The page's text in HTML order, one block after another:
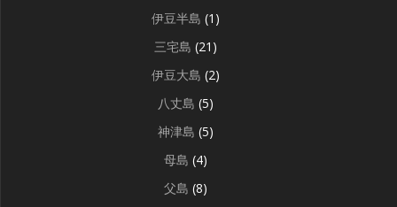
伊豆半島 (1)
三宅島 (21)
伊豆大島 (2)
八丈島 (5)
神津島 (5)
母島 (4)
父島 (8)